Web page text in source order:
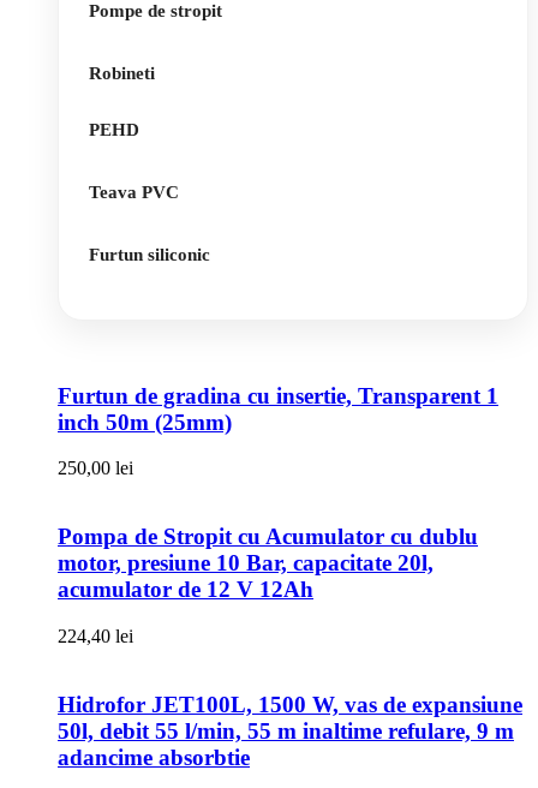
Pompe de stropit
Robineti
PEHD
Teava PVC
Furtun siliconic
Furtun de gradina cu insertie, Transparent 1
inch 50m (25mm)
250,00 lei
Pompa de Stropit cu Acumulator cu dublu
motor, presiune 10 Bar, capacitate 20l,
acumulator de 12 V 12Ah
224,40 lei
Hidrofor JET100L, 1500 W, vas de expansiune
50l, debit 55 l/min, 55 m inaltime refulare, 9 m
adancime absorbtie